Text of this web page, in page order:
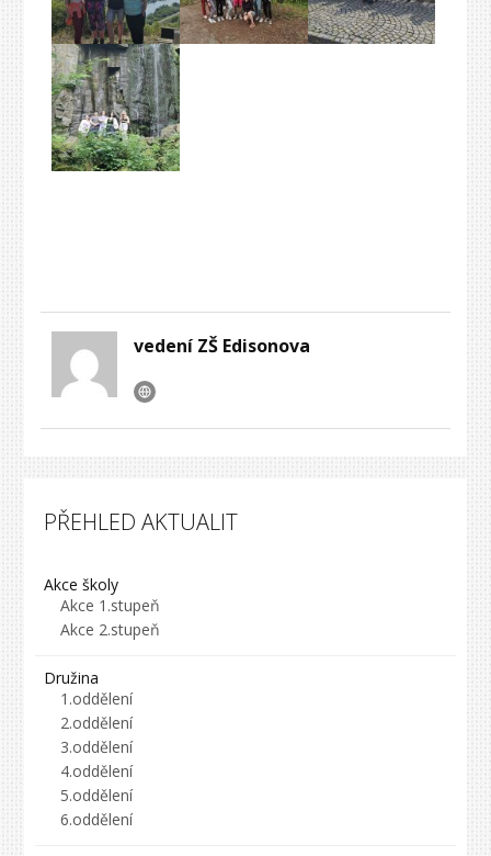
vedení ZŠ Edisonova
PŘEHLED AKTUALIT
Akce školy
Akce 1.stupeň
Akce 2.stupeň
Družina
1.oddělení
2.oddělení
3.oddělení
4.oddělení
5.oddělení
6.oddělení